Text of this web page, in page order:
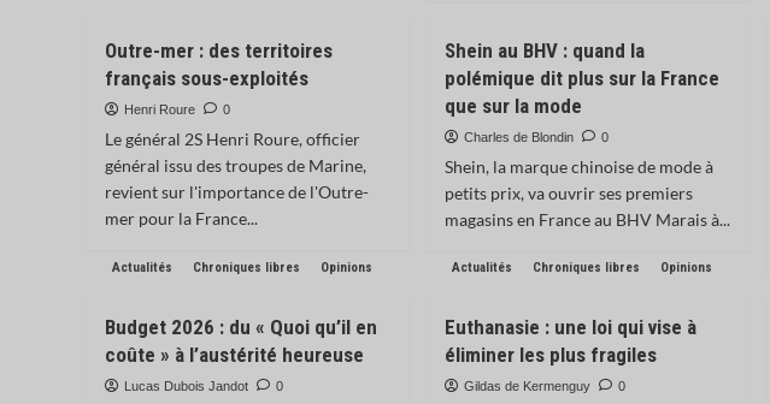
Outre-mer : des territoires
français sous-exploités
Henri Roure 0
Le général 2S Henri Roure, officier
général issu des troupes de Marine,
revient sur l'importance de l'Outre-
mer pour la France...
Shein au BHV : quand la
polémique dit plus sur la France
que sur la mode
Charles de Blondin 0
Shein, la marque chinoise de mode à
petits prix, va ouvrir ses premiers
magasins en France au BHV Marais à...
Actualités Chroniques libres Opinions
Budget 2026 : du « Quoi qu’il en
coûte » à l’austérité heureuse
Lucas Dubois Jandot 0
Actualités Chroniques libres Opinions
Euthanasie : une loi qui vise à
éliminer les plus fragiles
Gildas de Kermenguy 0